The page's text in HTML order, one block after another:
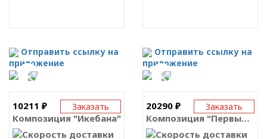
Отправить ссылку на
приложение
Отправить ссылку на
приложение
Заказать
20290 ₽
Композиция "Первые цветы"
Заказать
10211 ₽
Композиция "Икебана"